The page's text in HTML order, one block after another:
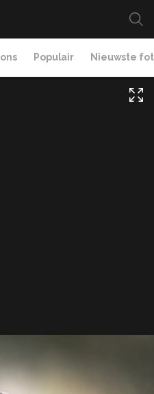
Populair Nieuwste